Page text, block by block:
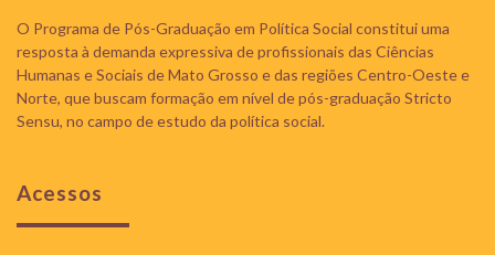
O Programa de Pós-Graduação em Política Social constitui uma
resposta à demanda expressiva de profissionais das Ciências
Humanas e Sociais de Mato Grosso e das regiões Centro-Oeste e
Norte, que buscam formação em nível de pós-graduação Stricto
Sensu, no campo de estudo da política social.
Acessos